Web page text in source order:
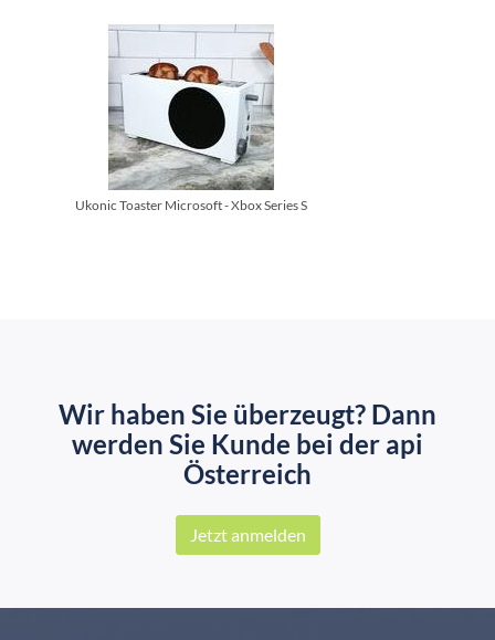
Ukonic Toaster Microsoft - Xbox Series S
Wir haben Sie überzeugt? Dann
werden Sie Kunde bei der api
Österreich
Jetzt anmelden